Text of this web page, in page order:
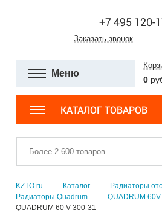
+7 495 120-
Заказать звонок
Меню
0
КАТАЛОГ ТОВАРОВ
KZTO.ru Каталог
Радиаторы
Радиаторы Quadrum
QUADRUM 60V
QUADRUM 60 V 300-31